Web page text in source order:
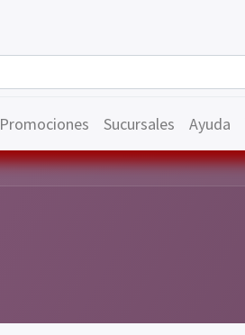
Promociones Sucursales Ayuda